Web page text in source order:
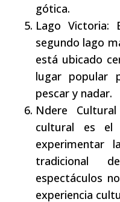
gótica.
Lago Victoria:
segundo lago
está ubicado
lugar popular
pescar y nadar.
Ndere
cultural es el
experimentar
tradicional
espectáculos
experiencia